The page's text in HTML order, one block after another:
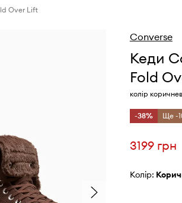
Over Lift
Converse
Кеди
Fold
колір
-38% Ще -
3199 грн
Колір: